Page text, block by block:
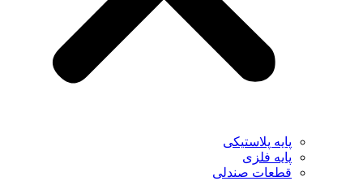
پایه پلاستیکی
پایه فلزی
قطعات صندلی